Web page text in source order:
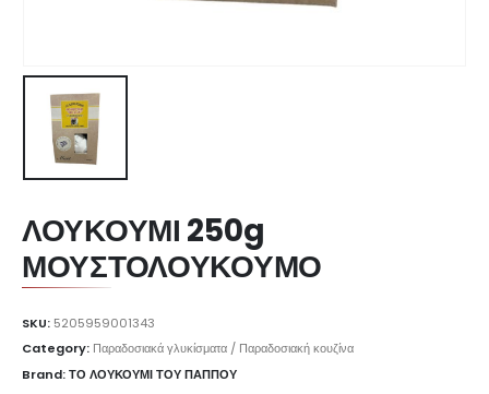
ΛΟΥΚΟΥΜΙ 250g
ΜΟΥΣΤΟΛΟΥΚΟΥΜΟ
SKU: 5205959001343
Category: Παραδοσιακά γλυκίσματα / Παραδοσιακή κουζίνα
Brand: ΤΟ ΛΟΥΚΟΥΜΙ ΤΟΥ ΠΑΠΠΟΥ